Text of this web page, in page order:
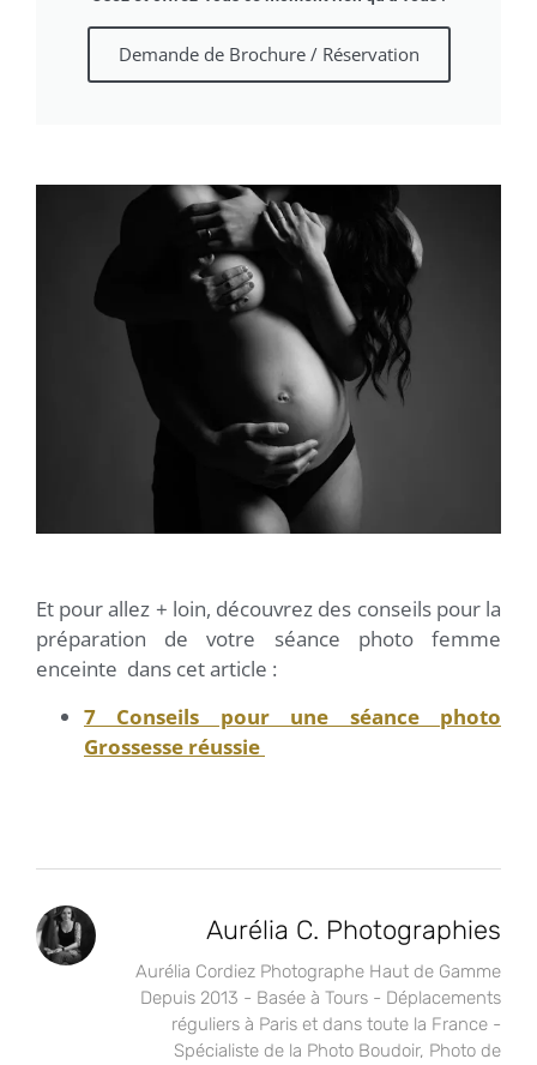
Demande de Brochure / Réservation
Et pour allez + loin, découvrez des conseils pour la
préparation de votre séance photo femme
enceinte dans cet article :
7 Conseils pour une séance photo
Grossesse réussie
Aurélia C. Photographies
Aurélia Cordiez Photographe Haut de Gamme
Depuis 2013 - Basée à Tours - Déplacements
réguliers à Paris et dans toute la France -
Spécialiste de la Photo Boudoir, Photo de